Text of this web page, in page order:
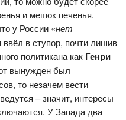
и мешок печенья.
у России «нет
ввёл в ступор, почти лишив
политикана как Генри
вынужден был
то незачем вести
– значит, интересы
У Запада два